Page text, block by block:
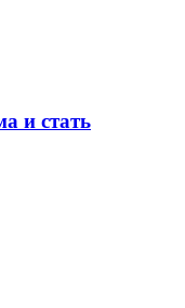
и стать